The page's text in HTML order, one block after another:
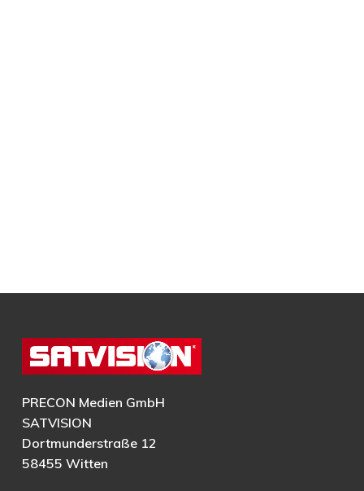
PRECON Medien GmbH
SATVISION
Dortmunderstraße 12
58455 Witten